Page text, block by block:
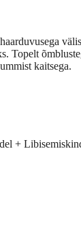
Topelt
kaitsega.
+